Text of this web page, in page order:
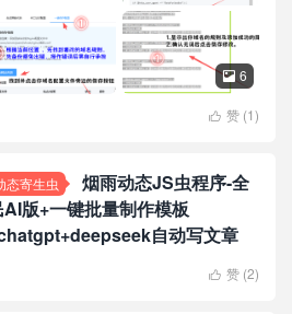
 6
 赞 (1)
态寄生虫
烟雨动态JS虫程序-全
AI版+一键批量制作模板
自动写文章
 赞 (2)